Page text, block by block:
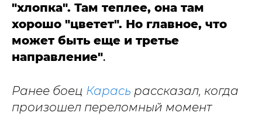
"хлопка". Там теплее, она там
хорошо "цветет". Но главное, что
может быть еще и третье
направление".
Ранее боец Карась рассказал, когда
произошел переломный момент